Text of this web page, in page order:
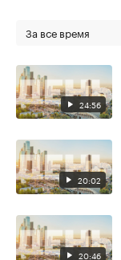
За все время
24:56
20:02
20:46